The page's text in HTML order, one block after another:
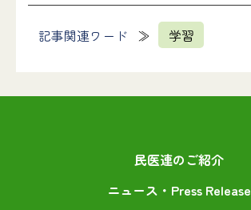
記事関連ワード 学習
民医連のご紹介
ニュース・Press Release